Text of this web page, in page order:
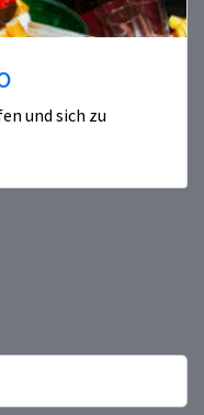
und sich zu